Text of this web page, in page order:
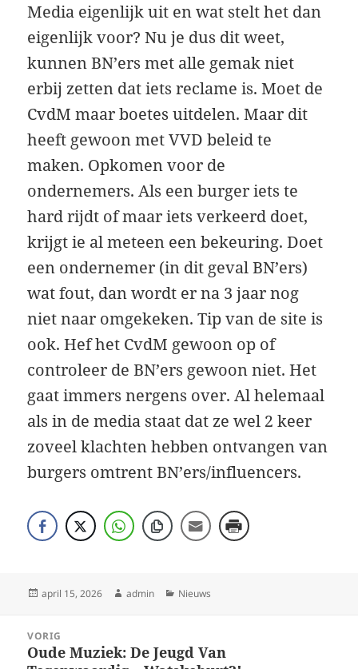
Media eigenlijk uit en wat stelt het dan
eigenlijk voor? Nu je dus dit weet,
kunnen BN’ers met alle gemak niet
erbij zetten dat iets reclame is. Moet de
CvdM maar boetes uitdelen. Maar dit
heeft gewoon met VVD beleid te
maken. Opkomen voor de
ondernemers. Als een burger iets te
hard rijdt of maar iets verkeerd doet,
krijgt ie al meteen een bekeuring. Doet
een ondernemer (in dit geval BN’ers)
wat fout, dan wordt er na 3 jaar nog
niet naar omgekeken. Tip van de site is
ook. Hef het CvdM gewoon op of
controleer de BN’ers gewoon niet. Het
gaat immers nergens over. Al helemaal
als in de media staat dat ze wel 2 keer
zoveel klachten hebben ontvangen van
burgers omtrent BN’ers/influencers.
Geplaatst
april 15, 2026 Auteur
admin Categorieën
Nieuws
navigatie
VORIG
Vorig
Oude Muziek: De Jeugd Van